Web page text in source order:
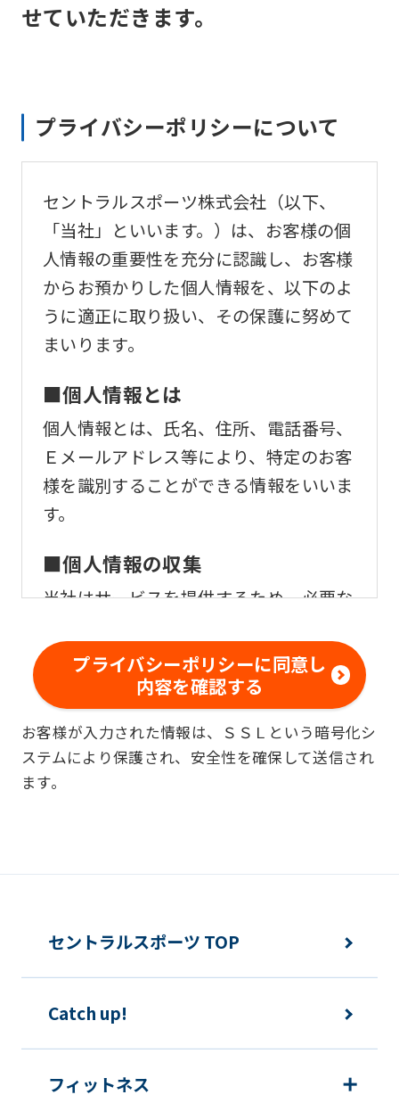
せていただきます。
プライバシーポリシーについて
セントラルスポーツ株式会社（以下、
「当社」といいます。）は、お客様の個
人情報の重要性を充分に認識し、お客様
からお預かりした個人情報を、以下のよ
うに適正に取り扱い、その保護に努めて
まいります。
■個人情報とは
個人情報とは、氏名、住所、電話番号、
Ｅメールアドレス等により、特定のお客
様を識別することができる情報をいいま
す。
■個人情報の収集
当社はサービスを提供するため、必要な
客様の個人情報を収集いたします。
■個人情報の利用
お客様からお預かりした個人情報は、以
下の目的で使用させて頂きます。また、
違法または不当な行為を助長し、または
ご利用上の諸連絡や利用状況の確認の
む）等、新商品・サービスの立案・開
発・実施のため
新商品・サービスやイベント情報を含
プライバシーポリシーに同意し
内容を確認する
お客様が入力された情報は、ＳＳＬという暗号化シ
ステムにより保護され、安全性を確保して送信され
ます。
セントラルスポーツ TOP
Catch up!
フィットネス